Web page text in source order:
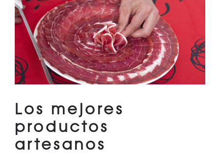
Los mejores
productos
artesanos